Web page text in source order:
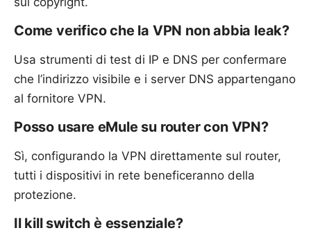
Come verifico che la VPN non abbia leak?
Usa strumenti di test di IP e DNS per confermare
che l’indirizzo visibile e i server DNS appartengano
al fornitore VPN.
Posso usare eMule su router con VPN?
Sì, configurando la VPN direttamente sul router,
tutti i dispositivi in rete beneficeranno della
protezione.
Il kill switch è essenziale?